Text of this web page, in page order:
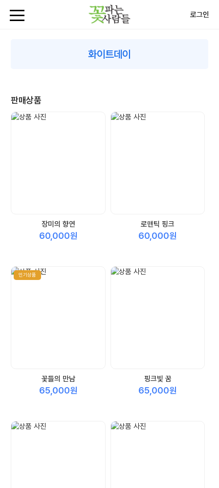
로그인
화이트데이
판매상품
장미의 향연
60,000원
로맨틱 핑크
60,000원
인기상품
꽃들의 만남
65,000원
핑크빛 꿈
65,000원